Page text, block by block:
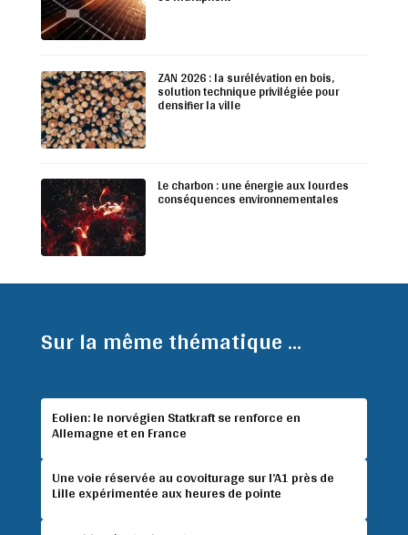
ZAN 2026 : la surélévation en bois,
solution technique privilégiée pour
densifier la ville
Le charbon : une énergie aux lourdes
conséquences environnementales
Sur la même thématique ...
Eolien: le norvégien Statkraft se renforce en
Allemagne et en France
Une voie réservée au covoiturage sur l’A1 près de
Lille expérimentée aux heures de pointe